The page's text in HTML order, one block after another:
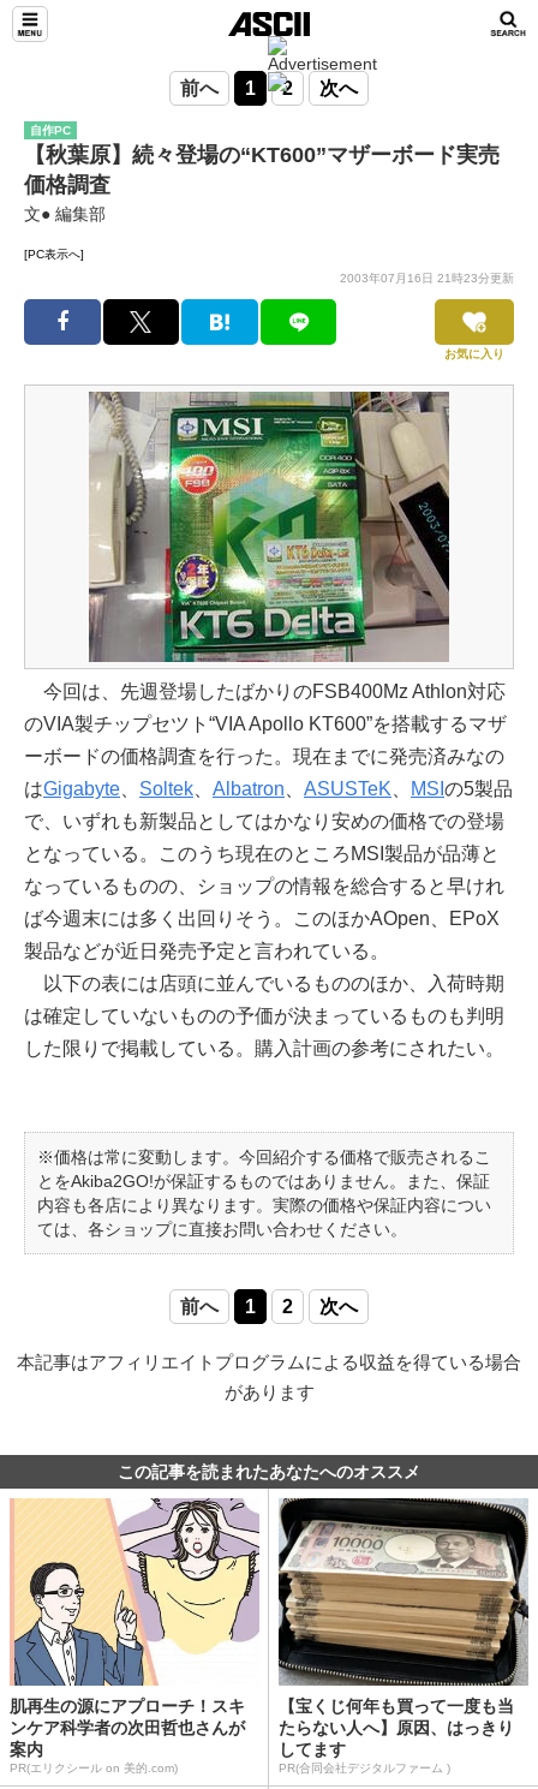
前へ 1 2 次へ
自作PC
【秋葉原】続々登場の“KT600”マザーボード実売
価格調査
文● 編集部
[PC表示へ]
2003年07月16日 21時23分更新
お気に入り
今回は、先週登場したばかりのFSB400Mz Athlon対応
のVIA製チップセツト“VIA Apollo KT600”を搭載するマザ
ーボードの価格調査を行った。現在までに発売済みなの
はGigabyte Soltek Albatron ASUSTeK MSI の5製品
で、いずれも新製品としてはかなり安めの価格での登場
となっている。このうち現在のところMSI製品が品薄と
なっているものの、ショップの情報を総合すると早けれ
ば今週末には多く出回りそう。このほかAOpen、EPoX
製品などが近日発売予定と言われている。
以下の表には店頭に並んでいるもののほか、入荷時期
は確定していないものの予価が決まっているものも判明
した限りで掲載している。購入計画の参考にされたい。
※価格は常に変動します。今回紹介する価格で販売されるこ
とをAkiba2GO!が保証するものではありません。また、保証
内容も各店により異なります。実際の価格や保証内容につい
ては、各ショップに直接お問い合わせください。
前へ 1 2 次へ
本記事はアフィリエイトプログラムによる収益を得ている場合
があります
この記事を読まれたあなたへのオススメ
肌再生の源にアプローチ！スキ
ンケア科学者の次田哲也さんが
案内
PR(エリクシール on 美的.com)
【宝くじ何年も買って一度も当
たらない人へ】原因、はっきり
してます
PR(合同会社デジタルファーム )